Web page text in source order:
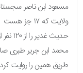
مسعود ابن ناصر
ولایت که ۱۷ جز هست
حدیث غدیر را از ۱۲۰ نفر از صحابه نقل می‌کند .
طریق همین را روایت کرده.